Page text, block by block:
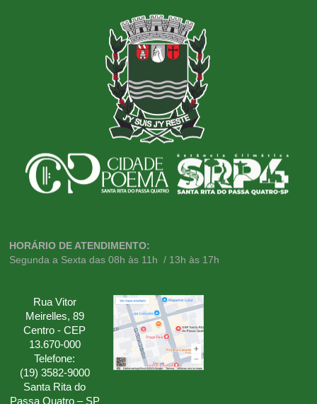
HORÁRIO DE ATENDIMENTO:
Segunda a Sexta das 08h às 11h / 13h às 17h
Rua Vitor
Meirelles, 89
Centro - CEP
13.670-000
Telefone:
(19) 3582-9000
Santa Rita do
Passa Quatro – SP